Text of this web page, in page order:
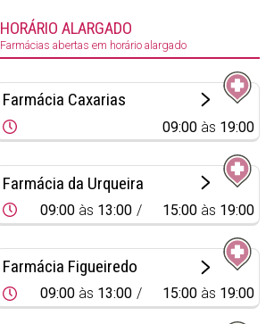
HORÁRIO ALARGADO
Farmácias abertas em horário alargado
Farmácia Caxarias
09:00 às 19:00
Farmácia da Urqueira
09:00 às 13:00 15:00 às 19:00
Farmácia Figueiredo
09:00 às 13:00 15:00 às 19:00